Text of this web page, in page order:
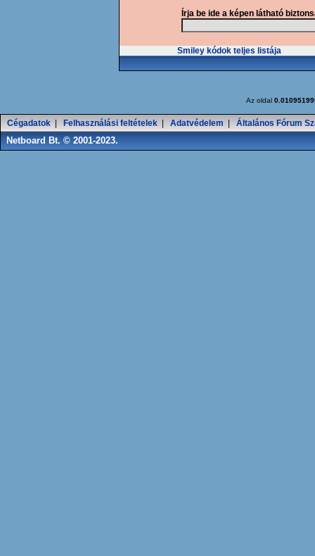
Írja be ide a képen látható
Smiley kódok teljes listája
Az oldal
Cégadatok Felhasználási feltételek Adatvédelem Általános Fórum
Netboard Bt. © 2001-2023.